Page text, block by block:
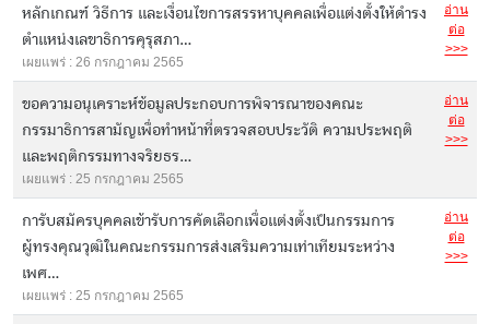
หลักเกณฑ์ วิธีการ และเงื่อนไขการสรรหาบุคคลเพื่อแต่งตั้งให้ดำรง
ตำแหน่งเลขาธิการคุรุสภา...
เผยแพร่ : 26 กรกฎาคม 2565
อ่าน
ต่อ
>>>
ขอความอนุเคราะห์ข้อมูลประกอบการพิจารณาของคณะ
กรรมาธิการสามัญเพื่อทำหน้าที่ตรวจสอบประวัติ ความประพฤติ
และพฤติกรรมทางจริยธร...
เผยแพร่ : 25 กรกฎาคม 2565
อ่าน
ต่อ
>>>
การับสมัครบุคคลเข้ารับการคัดเลือกเพื่อแต่งตั้งเป็นกรรมการ
ผู้ทรงคุณวุฒิในคณะกรรมการส่งเสริมความเท่าเทียมระหว่าง
เพศ...
เผยแพร่ : 25 กรกฎาคม 2565
อ่าน
ต่อ
>>>